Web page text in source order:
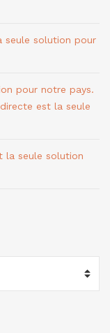
seule solution pour
pour notre pays.
est la seule
la seule solution